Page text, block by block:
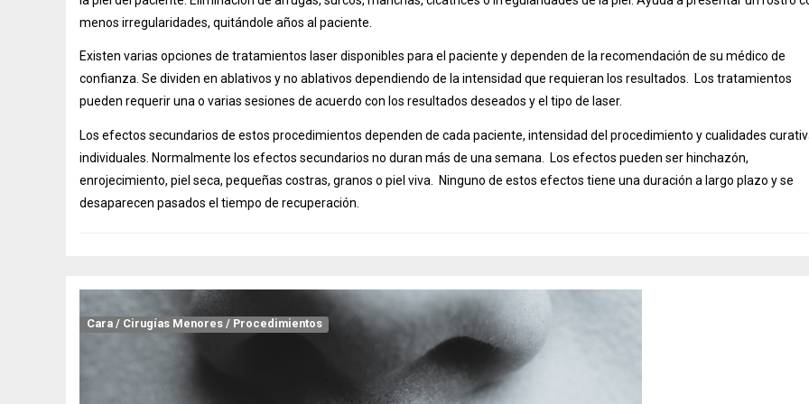
menos irregularidades, quitándole años al paciente.
Existen varias opciones de tratamientos laser disponibles para el paciente y dependen de la recomendación de su médico de
confianza. Se dividen en ablativos y no ablativos dependiendo de la intensidad que requieran los resultados. Los tratamientos
pueden requerir una o varias sesiones de acuerdo con los resultados deseados y el tipo de laser.
Los efectos secundarios de estos procedimientos dependen de cada paciente, intensidad del procedimiento y cualidades
individuales. Normalmente los efectos secundarios no duran más de una semana. Los efectos pueden ser hinchazón,
enrojecimiento, piel seca, pequeñas costras, granos o piel viva. Ninguno de estos efectos tiene una duración a largo plazo y se
desaparecen pasados el tiempo de recuperación.
Cara/ Cirugías Menores/ Procedimientos